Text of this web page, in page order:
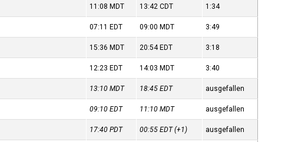
11:08 MDT 13:42CDT 1:34
07:11 EDT 09:00 MDT 3:49
15:36 MDT 20:54 EDT 3:18
12:23 EDT 14:03 MDT 3:40
13:10MDT 18:45EDT ausgefallen
09:10EDT 11:10MDT ausgefallen
17:40PDT 00:55EDT(+1) ausgefallen